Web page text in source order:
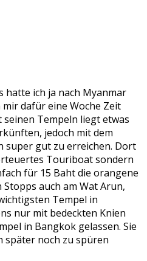
hatte ich ja nach Myanmar
dafür eine Woche Zeit
seinen Tempeln liegt etwas
jedoch mit dem
super gut zu erreichen. Dort
Touriboat sondern
für 15 Baht die orangene
auch am Wat Arun,
Tempel in
nur mit bedeckten Knien
in Bangkok gelassen. Sie
später noch zu spüren